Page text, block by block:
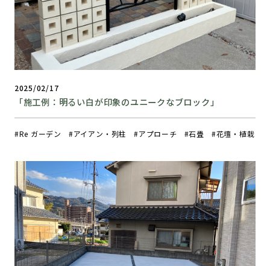
2025/02/17
「施工例：明るい白が印象のユニークなブロック」
Re ガーデン アイアン・列柱 アプローチ 石畳 花壇・植栽